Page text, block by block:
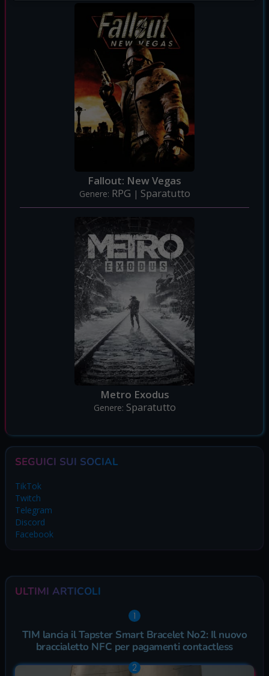
Fallout: New Vegas
Genere: RPG | Sparatutto
Metro Exodus
Genere: Sparatutto
SEGUICI SUI SOCIAL
TikTok
Twitch
Telegram
Discord
Facebook
ULTIMI ARTICOLI
TIM lancia il Tapster Smart Bracelet No2: Il nuovo
braccialetto NFC per pagamenti contactless